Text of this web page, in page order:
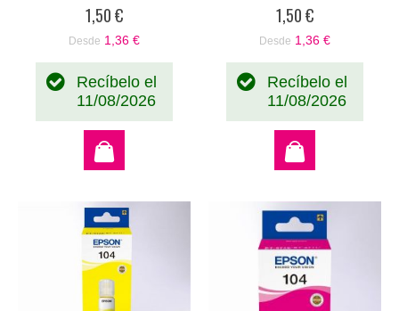
1,50 €
Desde 1,36 €
Recíbelo el
11/08/2026
1,50 €
Desde 1,36 €
Recíbelo el
11/08/2026